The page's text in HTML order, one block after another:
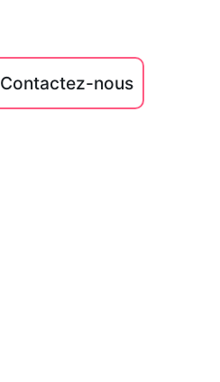
Contactez-nous